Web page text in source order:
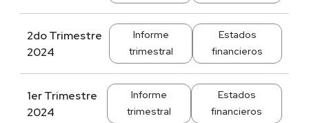
2do Trimestre
2024
Informe
trimestral
Estados
financieros
1er Trimestre
2024
Informe
trimestral
Estados
financieros